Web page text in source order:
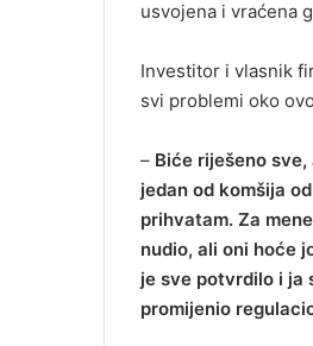
usvojena i vraćena
Investitor i vlasnik
svi problemi oko
– Biće riješeno
jedan od komšija
prihvatam. Za
nudio, ali oni hoće
je sve potvrdilo i ja
promijenio